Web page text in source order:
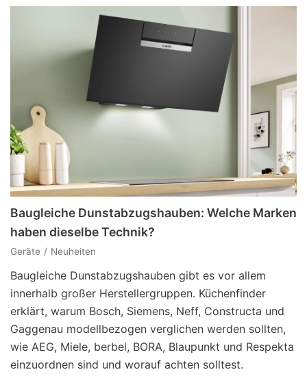
Baugleiche Dunstabzugshauben: Welche Marken
haben dieselbe Technik?
Geräte Neuheiten
Baugleiche Dunstabzugshauben gibt es vor allem
innerhalb großer Herstellergruppen. Küchenfinder
erklärt, warum Bosch, Siemens, Neff, Constructa und
Gaggenau modellbezogen verglichen werden sollten,
wie AEG, Miele, berbel, BORA, Blaupunkt und Respekta
einzuordnen sind und worauf achten solltest.